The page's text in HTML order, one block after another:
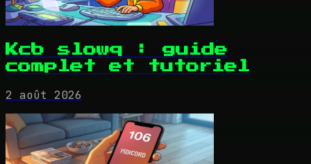
Kcb slowq : guide
complet et tutoriel
2 août 2026